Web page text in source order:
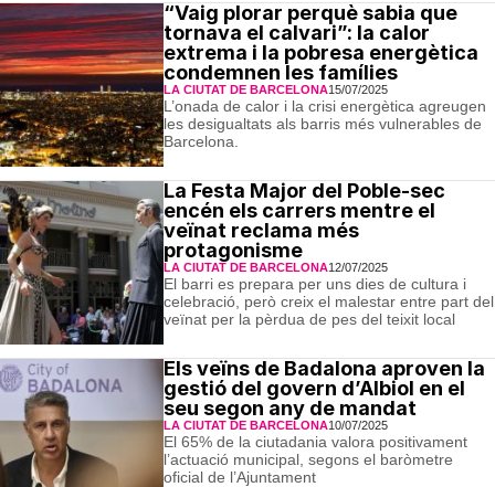
“Vaig plorar perquè sabia que
tornava el calvari”: la calor
extrema i la pobresa energètica
condemnen les famílies
LA CIUTAT DE BARCELONA15/07/2025
L’onada de calor i la crisi energètica agreugen
les desigualtats als barris més vulnerables de
Barcelona.
La Festa Major del Poble-sec
encén els carrers mentre el
veïnat reclama més
protagonisme
LA CIUTAT DE BARCELONA12/07/2025
El barri es prepara per uns dies de cultura i
celebració, però creix el malestar entre part del
veïnat per la pèrdua de pes del teixit local
Els veïns de Badalona aproven la
gestió del govern d’Albiol en el
seu segon any de mandat
LA CIUTAT DE BARCELONA10/07/2025
El 65% de la ciutadania valora positivament
l’actuació municipal, segons el baròmetre
oficial de l’Ajuntament